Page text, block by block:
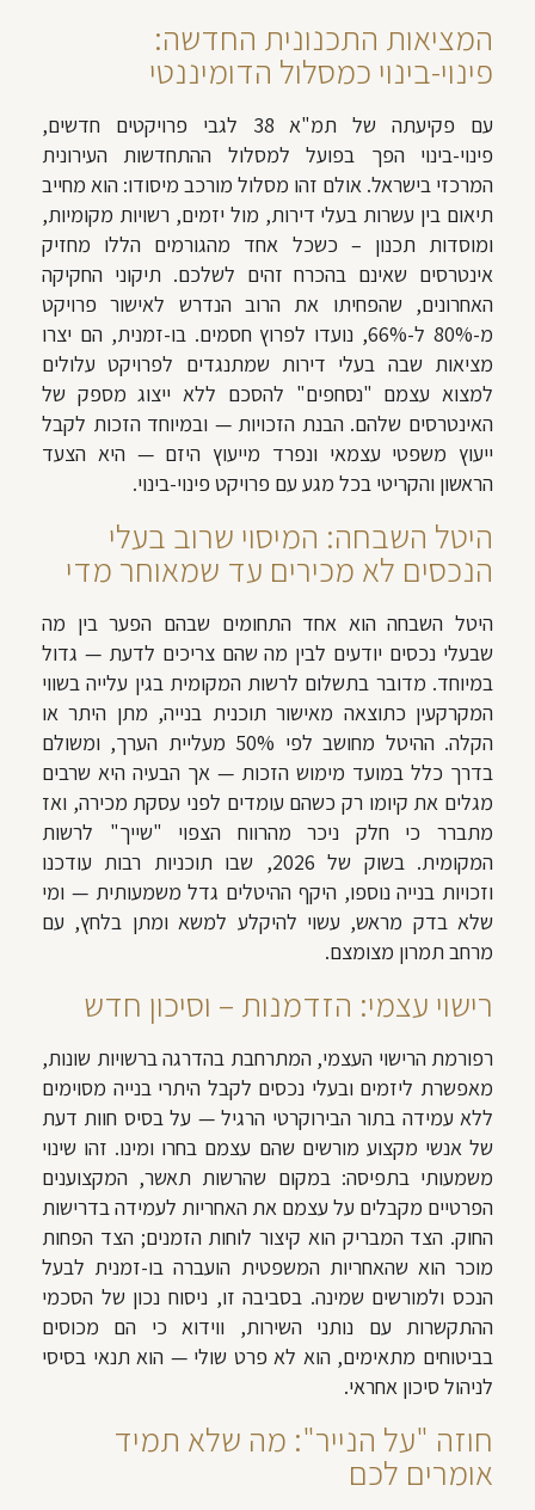
המציאות התכנונית החדשה:
פינוי-בינוי כמסלול הדומיננטי
עם פקיעתה של תמ"א 38 לגבי פרויקטים חדשים,
פינוי-בינוי הפך בפועל למסלול ההתחדשות העירונית
המרכזי בישראל. אולם זהו מסלול מורכב מיסודו: הוא מחייב
תיאום בין עשרות בעלי דירות, מול יזמים, רשויות מקומיות,
ומוסדות תכנון – כשכל אחד מהגורמים הללו מחזיק
אינטרסים שאינם בהכרח זהים לשלכם. תיקוני החקיקה
האחרונים, שהפחיתו את הרוב הנדרש לאישור פרויקט
מ-80% ל-66%, נועדו לפרוץ חסמים. בו-זמנית, הם יצרו
מציאות שבה בעלי דירות שמתנגדים לפרויקט עלולים
למצוא עצמם "נסחפים" להסכם ללא ייצוג מספק של
האינטרסים שלהם. הבנת הזכויות — ובמיוחד הזכות לקבל
ייעוץ משפטי עצמאי ונפרד מייעוץ היזם — היא הצעד
הראשון והקריטי בכל מגע עם פרויקט פינוי-בינוי.
היטל השבחה: המיסוי שרוב בעלי
הנכסים לא מכירים עד שמאוחר מדי
היטל השבחה הוא אחד התחומים שבהם הפער בין מה
שבעלי נכסים יודעים לבין מה שהם צריכים לדעת — גדול
במיוחד. מדובר בתשלום לרשות המקומית בגין עלייה בשווי
המקרקעין כתוצאה מאישור תוכנית בנייה, מתן היתר או
הקלה. ההיטל מחושב לפי 50% מעליית הערך, ומשולם
בדרך כלל במועד מימוש הזכות — אך הבעיה היא שרבים
מגלים את קיומו רק כשהם עומדים לפני עסקת מכירה, ואז
מתברר כי חלק ניכר מהרווח הצפוי "שייך" לרשות
המקומית. בשוק של 2026, שבו תוכניות רבות עודכנו
וזכויות בנייה נוספו, היקף ההיטלים גדל משמעותית — ומי
שלא בדק מראש, עשוי להיקלע למשא ומתן בלחץ, עם
מרחב תמרון מצומצם.
רישוי עצמי: הזדמנות – וסיכון חדש
רפורמת הרישוי העצמי, המתרחבת בהדרגה ברשויות שונות,
מאפשרת ליזמים ובעלי נכסים לקבל היתרי בנייה מסוימים
ללא עמידה בתור הבירוקרטי הרגיל — על בסיס חוות דעת
של אנשי מקצוע מורשים שהם עצמם בחרו ומינו. זהו שינוי
משמעותי בתפיסה: במקום שהרשות תאשר, המקצוענים
הפרטיים מקבלים על עצמם את האחריות לעמידה בדרישות
החוק. הצד המבריק הוא קיצור לוחות הזמנים; הצד הפחות
מוכר הוא שהאחריות המשפטית הועברה בו-זמנית לבעל
הנכס ולמורשים שמינה. בסביבה זו, ניסוח נכון של הסכמי
ההתקשרות עם נותני השירות, ווידוא כי הם מכוסים
בביטוחים מתאימים, הוא לא פרט שולי — הוא תנאי בסיסי
לניהול סיכון אחראי.
חוזה "על הנייר": מה שלא תמיד
אומרים לכם